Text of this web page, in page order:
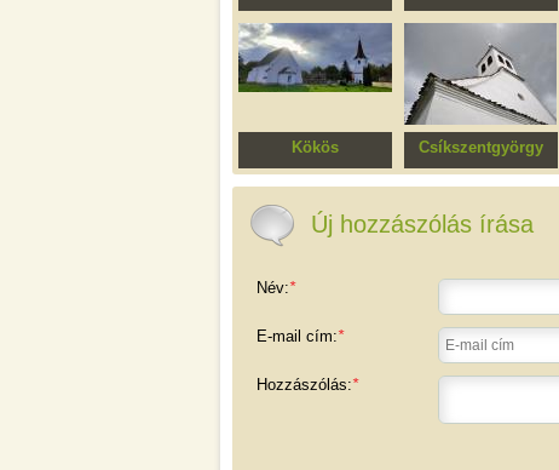
Erődített evangélikus
templomegyüttes
Erődített evangélikus
templomegyüttes
Kökös
Unitárius templom
Csíkszentgyörgy
Szent György ortodox
Új hozzászólás írása
Név:*
E-mail cím:*
Hozzászólás:*